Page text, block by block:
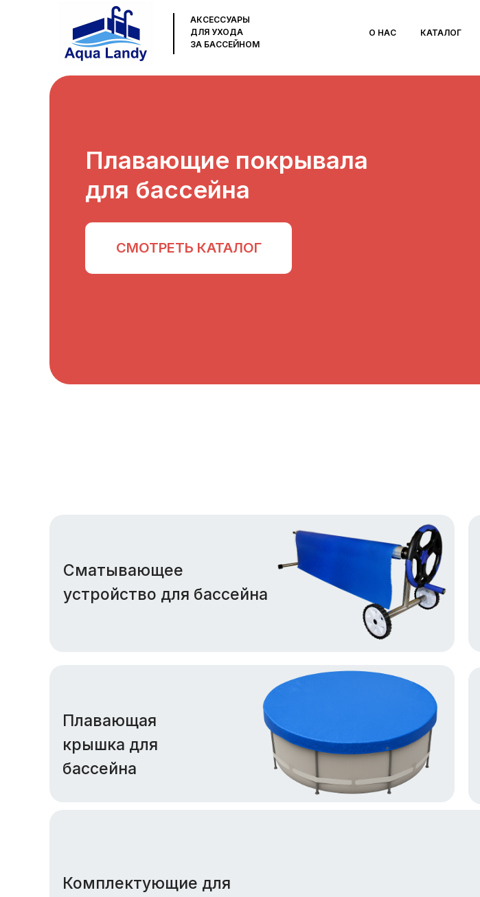
КАТАЛОГ
О НАС
АКСЕССУАРЫ
ДЛЯ УХОДА
ЗА БАССЕЙНОМ
СМОТРЕТЬ КАТАЛОГ
Плавающие покрывала
для бассейна
Плавающая
крышка для
бассейна
Комплектующие для
Сматывающее
устройство для бассейна